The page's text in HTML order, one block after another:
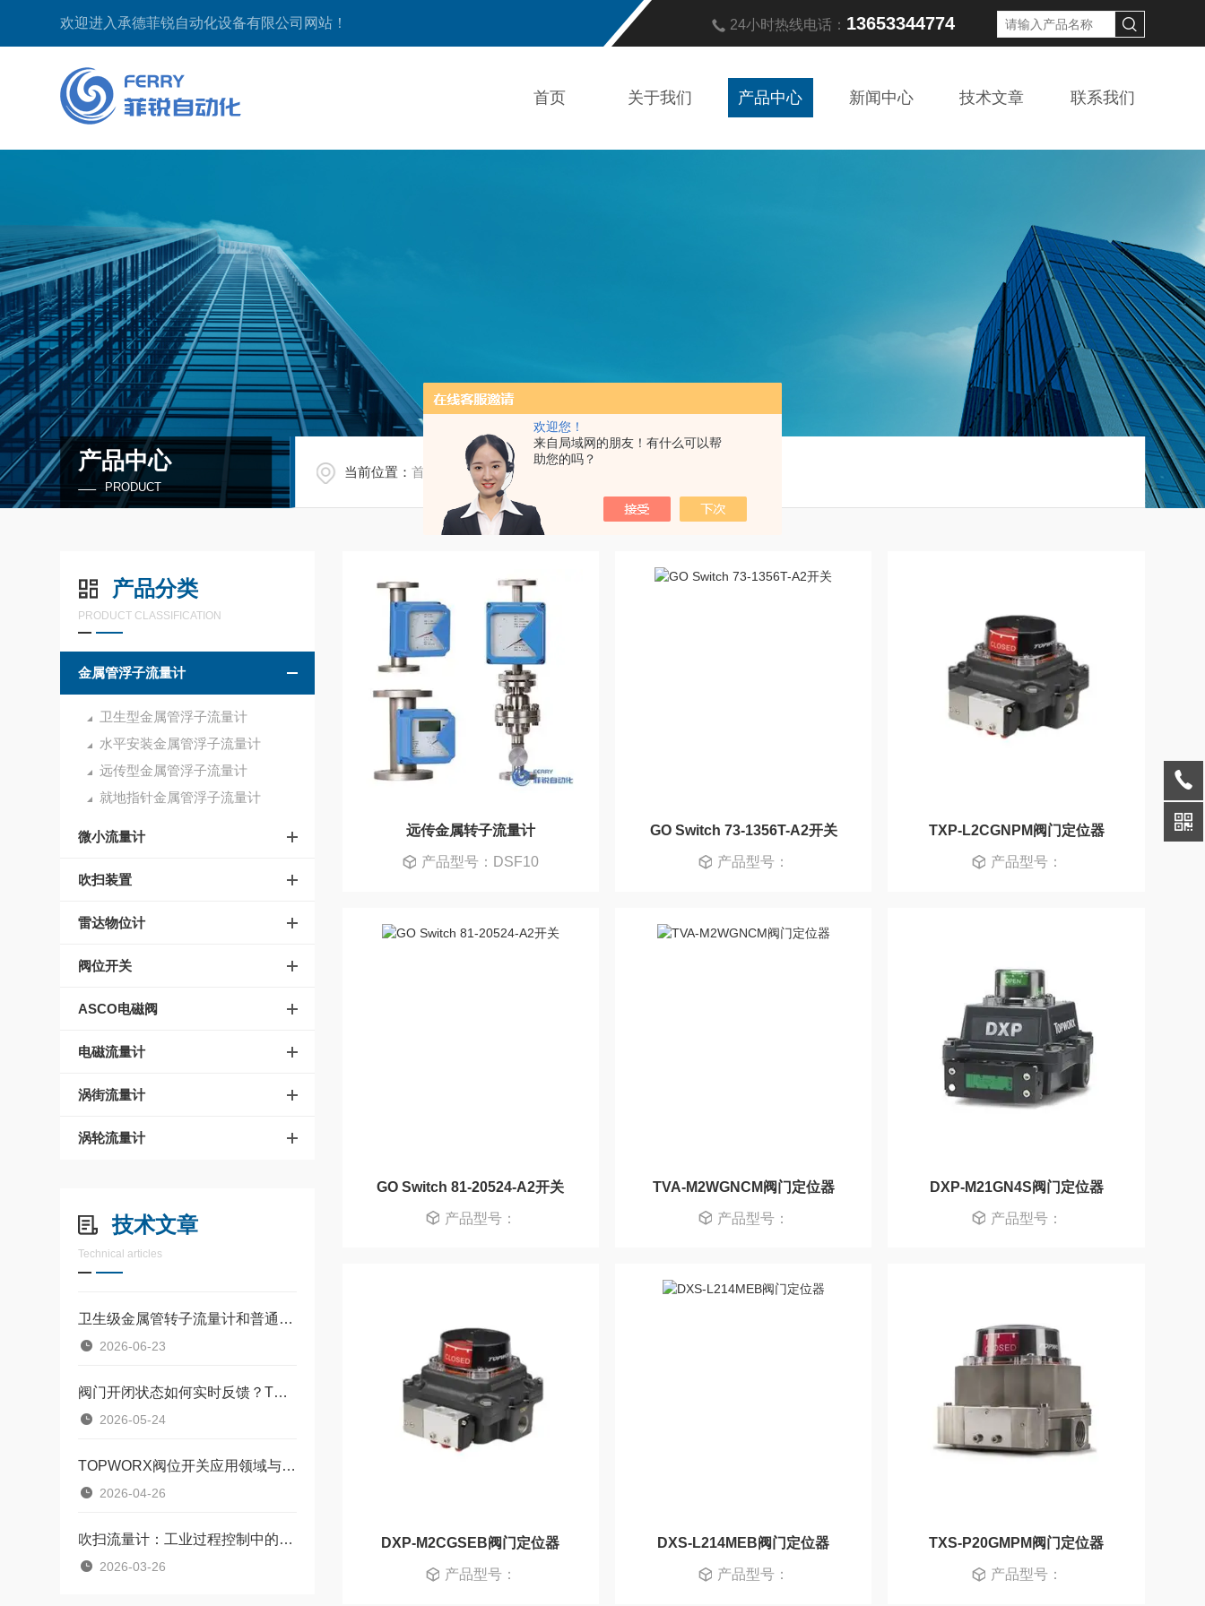
欢迎您！
来自局域网的朋友！有什么可以帮
助您的吗？
欢迎进入承德菲锐自动化设备有限公司网站！ 24小时热线电话： 13653344774
首页 关于我们 产品中心 新闻中心 技术文章 联系我们
产品中心
PRODUCT
当前位置：首页 / 产品中心
产品分类
PRODUCT CLASSIFICATION
金属管浮子流量计
卫生型金属管浮子流量计
水平安装金属管浮子流量计
远传型金属管浮子流量计
就地指针金属管浮子流量计
微小流量计
吹扫装置
雷达物位计
阀位开关
ASCO电磁阀
电磁流量计
涡街流量计
涡轮流量计
技术文章
Technical articles
卫生级金属管转子流量计和普通转子流量计，差的不只是材质
2026-06-23
阀门开闭状态如何实时反馈？TOPWORX阀门回讯器技术原理详解
2026-05-24
TOPWORX阀位开关应用领域与维护建议
2026-04-26
吹扫流量计：工业过程控制中的“精准守卫者”
2026-03-26
远传金属转子流量计
产品型号：DSF10
GO Switch 73-1356T-A2开关
产品型号：
TXP-L2CGNPM阀门定位器
产品型号：
GO Switch 81-20524-A2开关
产品型号：
TVA-M2WGNCM阀门定位器
产品型号：
DXP-M21GN4S阀门定位器
产品型号：
DXP-M2CGSEB阀门定位器
产品型号：
DXS-L214MEB阀门定位器
产品型号：
TXS-P20GMPM阀门定位器
产品型号：